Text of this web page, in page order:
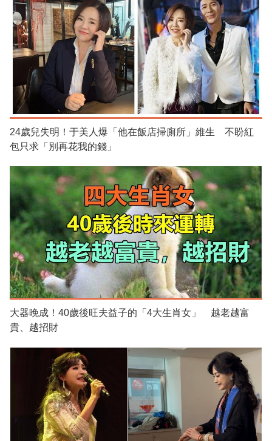
24歲兒失明！于美人爆「他在飯店掃廁所」維生 不盼紅
包只求「別再花我的錢」
大器晚成！40歲後旺夫益子的「4大生肖女」 越老越富
貴、越招財